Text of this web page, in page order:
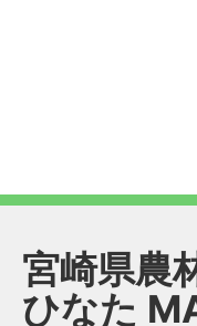
宮崎県農
ひなた